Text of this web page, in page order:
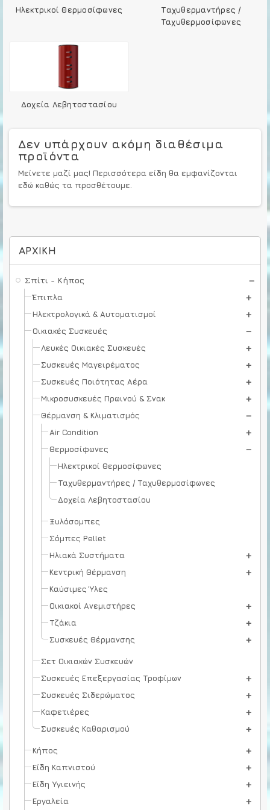
ΑΡΧΙΚΉ
Σπίτι - Κήπος
Έπιπλα
Ηλεκτρολογικά & Αυτοματισμοί
Οικιακές Συσκευές
Λευκές Οικιακές Συσκευές
Συσκευές Μαγειρέματος
Συσκευές Ποιότητας Αέρα
Μικροσυσκευές Πρωινού & Σνακ
Θέρμανση & Κλιματισμός
Air Condition
Θερμοσίφωνες
Ηλεκτρικοί Θερμοσίφωνες
Ταχυθερμαντήρες / Ταχυθερμοσίφωνες
Δοχεία Λεβητοστασίου
Ξυλόσομπες
Σόμπες Pellet
Ηλιακά Συστήματα
Κεντρική Θέρμανση
Καύσιμες Ύλες
Οικιακοί Ανεμιστήρες
Τζάκια
Συσκευές Θέρμανσης
Σετ Οικιακών Συσκευών
Συσκευές Επεξεργασίας Τροφίμων
Συσκευές Σιδερώματος
Καφετιέρες
Συσκευές Καθαρισμού
Κήπος
Είδη Καπνιστού
Είδη Υγιεινής
Εργαλεία
Ηλεκτρικοί Θερμοσίφωνες
Ταχυθερμαντήρες /
Ταχυθερμοσίφωνες
Δοχεία Λεβητοστασίου
Δεν υπάρχουν ακόμη διαθέσιμα
προϊόντα
Μείνετε μαζί μας! Περισσότερα είδη θα εμφανίζονται
εδώ καθώς τα προσθέτουμε.